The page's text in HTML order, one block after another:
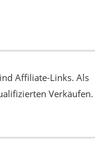
Affiliate-Links. Als
Verkäufen.